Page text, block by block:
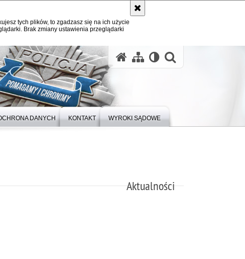
tych plików, to zgadzasz się na ich użycie
Brak zmiany ustawienia przeglądarki
DANYCH KONTAKT WYROKI SĄDOWE
Aktualności